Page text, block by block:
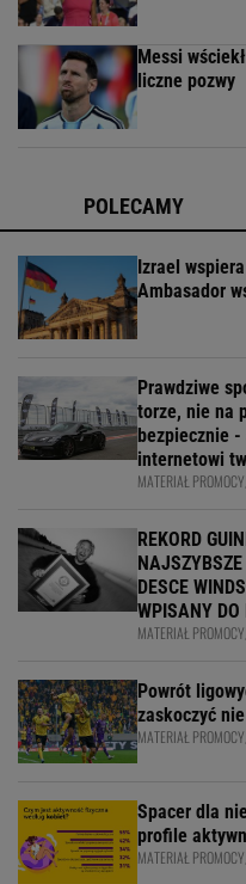
Messi
liczne pozwy
POLECAMY
Izrael
Ambasador
Prawdziwe
torze, nie na
bezpiecznie
internetowi
MATERIAŁ
REKORD
DESCE
WPISANY DO
MATERIAŁ
Powrót
zaskoczyć
MATERIAŁ
Spacer dla
profile
MATERIAŁ